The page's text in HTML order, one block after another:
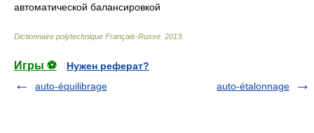
автоматической балансировкой
Dictionnaire polytechnique Français-Russe 2013
Игры ⚽
Нужен реферат?
auto-équilibrage
auto-étalonnage